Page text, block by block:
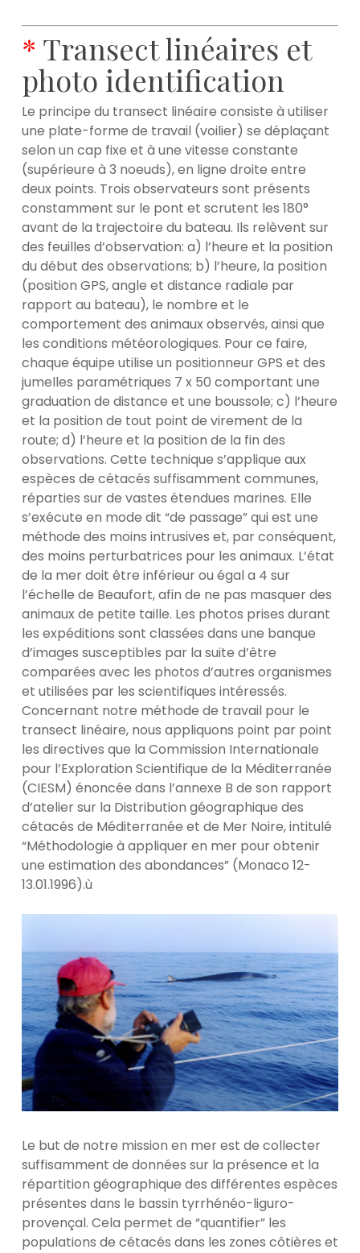
* Transect linéaires et
photo identification
Le principe du transect linéaire consiste à utiliser
une plate-forme de travail (voilier) se déplaçant
selon un cap fixe et à une vitesse constante
(supérieure à 3 noeuds), en ligne droite entre
deux points. Trois observateurs sont présents
constamment sur le pont et scrutent les 180°
avant de la trajectoire du bateau. Ils relèvent sur
des feuilles d’observation: a) l’heure et la position
du début des observations; b) l’heure, la position
(position GPS, angle et distance radiale par
rapport au bateau), le nombre et le
comportement des animaux observés, ainsi que
les conditions météorologiques. Pour ce faire,
chaque équipe utilise un positionneur GPS et des
jumelles paramétriques 7 x 50 comportant une
graduation de distance et une boussole; c) l’heure
et la position de tout point de virement de la
route; d) l’heure et la position de la fin des
observations. Cette technique s’applique aux
espèces de cétacés suffisamment communes,
réparties sur de vastes étendues marines. Elle
s’exécute en mode dit “de passage” qui est une
méthode des moins intrusives et, par conséquent,
des moins perturbatrices pour les animaux. L’état
de la mer doit être inférieur ou égal a 4 sur
l’échelle de Beaufort, afin de ne pas masquer des
animaux de petite taille. Les photos prises durant
les expéditions sont classées dans une banque
d’images susceptibles par la suite d’être
comparées avec les photos d’autres organismes
et utilisées par les scientifiques intéressés.
Concernant notre méthode de travail pour le
transect linéaire, nous appliquons point par point
les directives que la Commission Internationale
pour l’Exploration Scientifique de la Méditerranée
(CIESM) énoncée dans l’annexe B de son rapport
d’atelier sur la Distribution géographique des
cétacés de Méditerranée et de Mer Noire, intitulé
“Méthodologie à appliquer en mer pour obtenir
une estimation des abondances” (Monaco 12-
13.01.1996).ù
Le but de notre mission en mer est de collecter
suffisamment de données sur la présence et la
répartition géographique des différentes espèces
présentes dans le bassin tyrrhénéo-liguro-
provençal. Cela permet de “quantifier” les
populations de cétacés dans les zones côtières et